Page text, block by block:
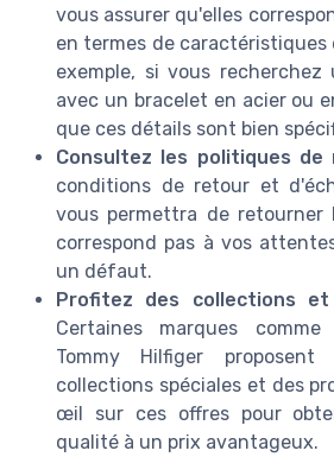
vous assurer qu'elles
en termes de caractéristiques
exemple, si vous recherchez
avec un bracelet en acier ou
que ces détails sont bien
Consultez les politiques de
conditions de retour et
vous permettra de retourner
correspond pas à vos
un défaut.
Profitez des collections
Certaines marques
Tommy Hilfiger proposent
collections spéciales et des
œil sur ces offres pour
qualité à un prix avantageux.